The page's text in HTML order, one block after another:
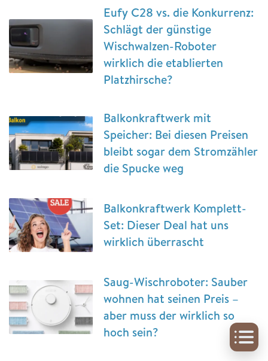
Eufy C28 vs. die Konkurrenz:
Schlägt der günstige
Wischwalzen-Roboter
wirklich die etablierten
Platzhirsche?
Balkonkraftwerk mit
Speicher: Bei diesen Preisen
bleibt sogar dem Stromzähler
die Spucke weg
Balkonkraftwerk Komplett-
Set: Dieser Deal hat uns
wirklich überrascht
Saug-Wischroboter: Sauber
wohnen hat seinen Preis –
aber muss der wirklich so
hoch sein?